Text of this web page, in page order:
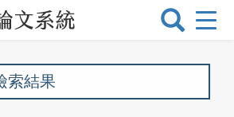
選
換
索結果